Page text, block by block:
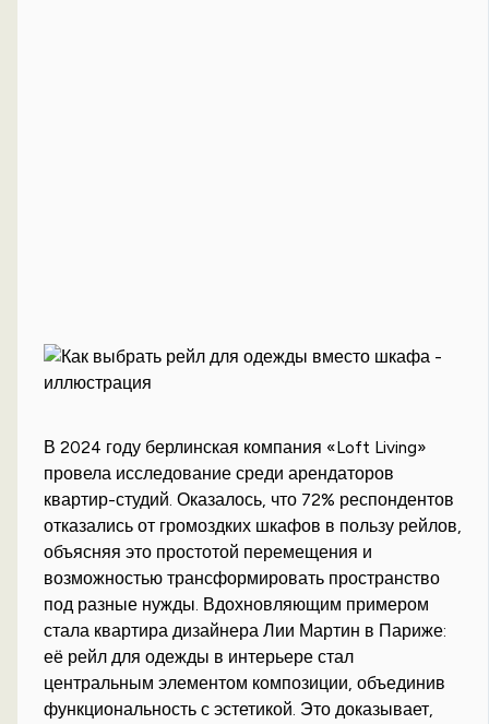
В 2024 году берлинская компания «Loft Living»
провела исследование среди арендаторов
квартир-студий. Оказалось, что 72% респондентов
отказались от громоздких шкафов в пользу рейлов,
объясняя это простотой перемещения и
возможностью трансформировать пространство
под разные нужды. Вдохновляющим примером
стала квартира дизайнера Лии Мартин в Париже:
её рейл для одежды в интерьере стал
центральным элементом композиции, объединив
функциональность с эстетикой. Это доказывает,